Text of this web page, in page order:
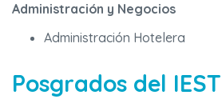
Administración y Negocios
Administración Hotelera
Posgrados del